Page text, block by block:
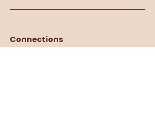
Connections